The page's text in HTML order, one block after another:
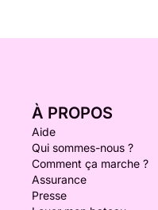
À PROPOS
Aide
Qui sommes-nous ?
Comment ça marche ?
Assurance
Presse